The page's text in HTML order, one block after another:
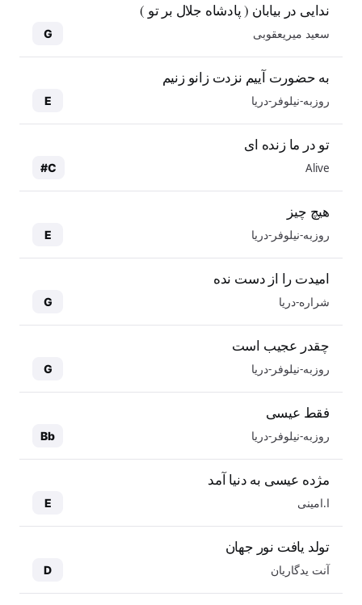
ندایی در بیابان ( پادشاه جلال بر تو )
سعید میریعقوبی G
به حضورت آییم نزدت زانو زنیم
روزبه-نیلوفر-دریا E
تو در ما زنده ای
Alive
C#
هیچ چیز
روزبه-نیلوفر-دریا E
امیدت را از دست نده
شراره-دریا G
چقدر عجیب است
روزبه-نیلوفر-دریا G
فقط عیسی
روزبه-نیلوفر-دریا Bb
مژده عیسی به دنیا آمد
ا.امینی E
تولد یافت نور جهان
آنت یدگاریان D